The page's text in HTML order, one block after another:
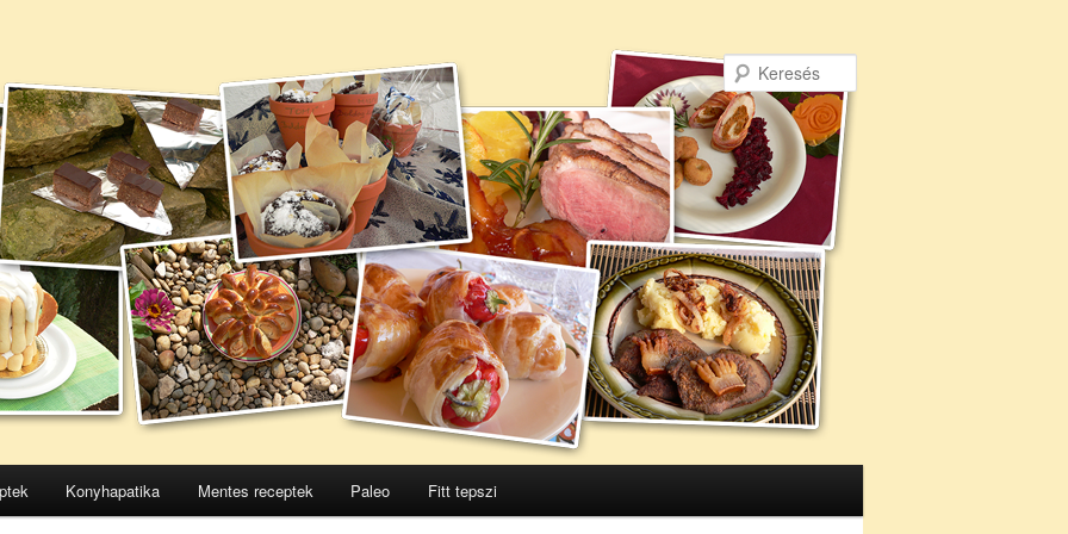
Konyhapatika Mentes receptek Paleo Fitt tepszi